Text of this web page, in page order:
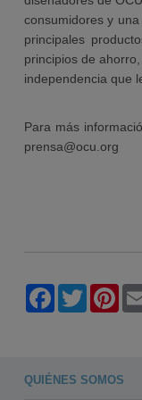
consumidores y
principales
principios de
independencia que
Para más
prensa@ocu.org
Facebook
Twitter
QUIÉNES SOMOS